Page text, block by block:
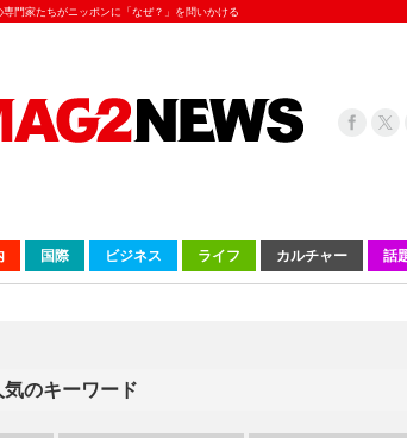
専門家たちがニッポンに「なぜ？」を問いかける
国際 ビジネス ライフ カルチャー 話
気のキーワード